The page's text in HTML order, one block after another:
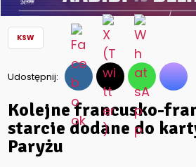
KSW
Udostępnij:
Kolejne francusko-
starcie dodane do
Paryżu